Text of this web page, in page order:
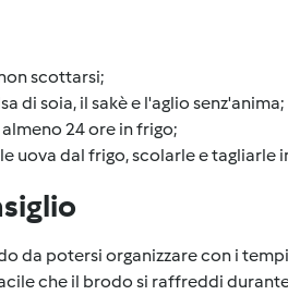
scottarsi;
di soia, il sakè e l'aglio senz'anima;
24 ore in frigo;
uova dal frigo, scolarle e tagliarle
da potersi organizzare con i
che il brodo si raffreddi